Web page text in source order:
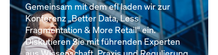
Gemeinsam mit dem efl laden wir zur
Konferenz „Better Data, Less
Fragmentation & More Retail“ ein.
Diskutieren Sie mit führenden Experten